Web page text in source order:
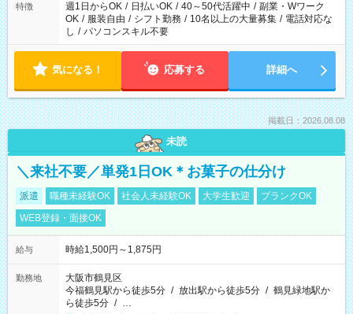
特徴 週1日からOK / 日払いOK / 40～50代活躍中 / 副業・Wワーク
OK / 服装自由 / シフト勤務 / 10名以上の大量募集 / 電話対応な
し / パソコンスキル不要
気になる！ 応募する 詳細へ
掲載日：2026.08.08
未読
＼来社不要／単発1日OK＊お菓子の仕分け
派遣 職種未経験OK 社会人未経験OK 大学生歓迎
ブランクOK
WEB登録・面接OK
給与 時給1,500円～1,875円
勤務地
大阪市鶴見区
今福鶴見駅から徒歩5分 / 放出駅から徒歩5分 / 鶴見緑地駅か
ら徒歩5分 / …